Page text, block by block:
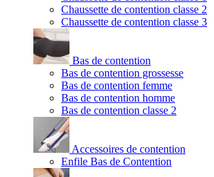
Chaussette de contention classe 2
Chaussette de contention classe 3
Bas de contention
Bas de contention grossesse
Bas de contention femme
Bas de contention homme
Bas de contention classe 2
Accessoires de contention
Enfile Bas de Contention